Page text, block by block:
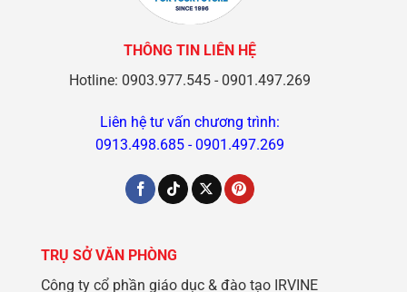
THÔNG TIN LIÊN HỆ
Hotline: 0903.977.545 - 0901.497.269
Liên hệ tư vấn chương trình:
0913.498.685 - 0901.497.269
TRỤ SỞ VĂN PHÒNG
Công ty cổ phần giáo dục & đào tạo IRVINE